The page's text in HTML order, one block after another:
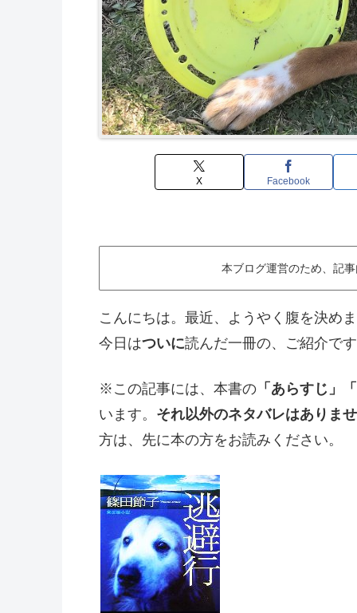
X Facebook
本ブログ運営のため、記
こんにちは。最近、ようやく腹を決め
今日はついに読んだ一冊の、ご紹介で
※この記事には、本書の 「あらすじ」
います。 それ以外のネタバレはありま
方は、先に本の方をお読みください。